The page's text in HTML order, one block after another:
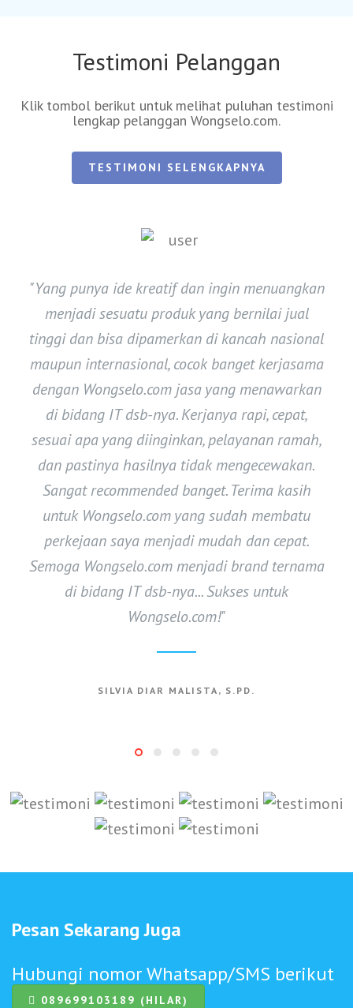
Testimoni Pelanggan
Klik tombol berikut untuk melihat puluhan testimoni
lengkap pelanggan Wongselo.com.
TESTIMONI SELENGKAPNYA
"Yang punya ide kreatif dan ingin menuangkan
menjadi sesuatu produk yang bernilai jual
tinggi dan bisa dipamerkan di kancah nasional
maupun internasional, cocok banget kerjasama
dengan Wongselo.com jasa yang menawarkan
di bidang IT dsb-nya. Kerjanya rapi, cepat,
sesuai apa yang diinginkan, pelayanan ramah,
dan pastinya hasilnya tidak mengecewakan.
Sangat recommended banget. Terima kasih
untuk Wongselo.com yang sudah membatu
perkejaan saya menjadi mudah dan cepat.
Semoga Wongselo.com menjadi brand ternama
di bidang IT dsb-nya... Sukses untuk
Wongselo.com!"
SILVIA DIAR MALISTA, S.PD.
Pesan Sekarang Juga
Hubungi nomor Whatsapp/SMS berikut
089699103189 (HILAR)